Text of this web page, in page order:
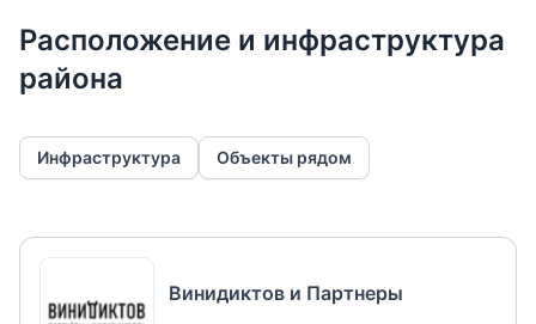
либо после продажи квартиры.
Компания "Винидиктов и Партнёры" — участник
AREA!
Расположение и инфраструктура
района
Инфраструктура Объекты рядом
Винидиктов и Партнеры